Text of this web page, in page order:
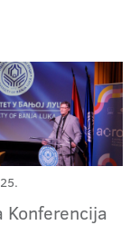
Konferencija